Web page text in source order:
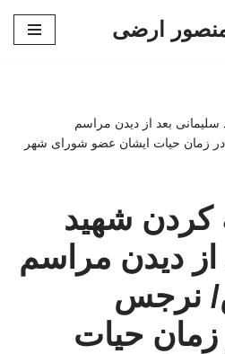
منصور ارضی
بعد از دیدن مراسم
زمان حیات ایشان عضو شورای شهر
کردن شهید
از دیدن مراسم
نرجس
زمان حیات